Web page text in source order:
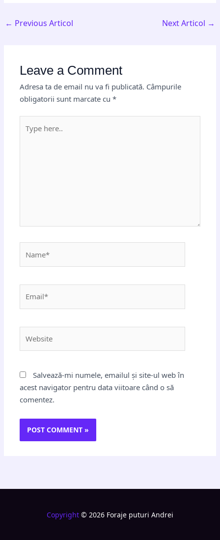
← Previous Articol Next Articol →
Leave a Comment
Adresa ta de email nu va fi publicată. Câmpurile
obligatorii sunt marcate cu*
here..
Salvează-mi numele, emailul și site-ul web în
acest navigator pentru data viitoare când o să
comentez.
Copyright © 2026 Foraje puturi Andrei